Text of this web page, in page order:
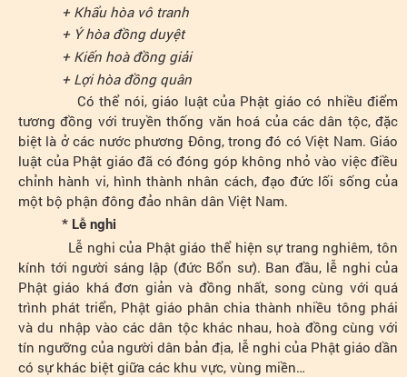
+ Khẩu hòa vô tranh
+ Ý hòa đồng duyệt
+ Kiến hoà đồng giải
+ Lợi hòa đồng quân
Có thể nói, giáo luật của Phật giáo có nhiều điểm
tương đồng với truyền thống văn hoá của các dân tộc, đặc
biệt là ở các nước phương Đông, trong đó có Việt Nam. Giáo
luật của Phật giáo đã có đóng góp không nhỏ vào việc điều
chỉnh hành vi, hình thành nhân cách, đạo đức lối sống của
một bộ phận đông đảo nhân dân Việt Nam.
* Lễ nghi
Lễ nghi của Phật giáo thể hiện sự trang nghiêm, tôn
kính tới người sáng lập (đức Bổn sư). Ban đầu, lễ nghi của
Phật giáo khá đơn giản và đồng nhất, song cùng với quá
trình phát triển, Phật giáo phân chia thành nhiều tông phái
và du nhập vào các dân tộc khác nhau, hoà đồng cùng với
tín ngưỡng của người dân bản địa, lễ nghi của Phật giáo dần
có sự khác biệt giữa các khu vực, vùng miền…